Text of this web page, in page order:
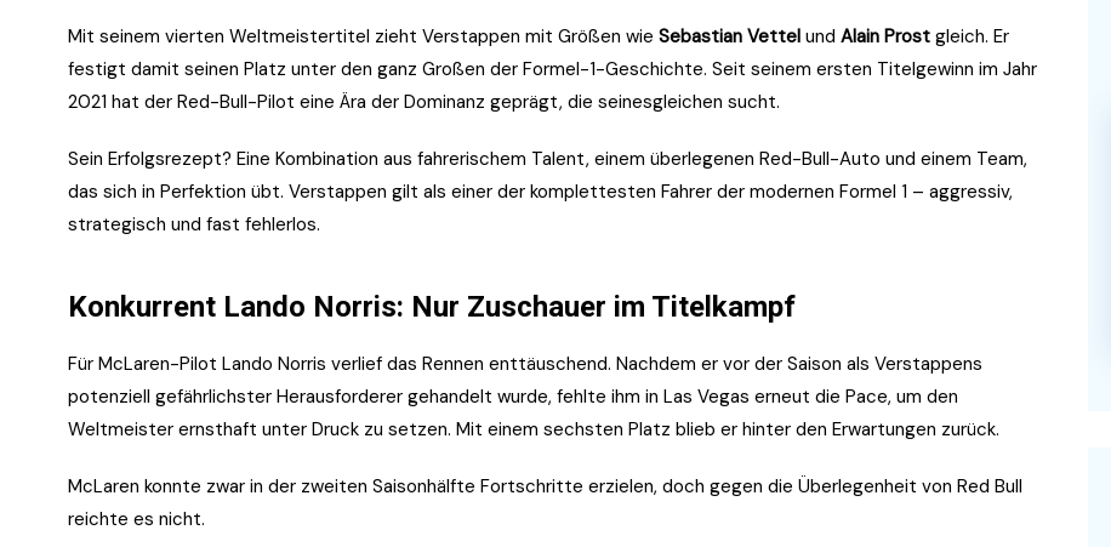
Mit seinem vierten Weltmeistertitel zieht Verstappen mit Größen wie Sebastian Vettel und Alain Prost gleich. Er
festigt damit seinen Platz unter den ganz Großen der Formel-1-Geschichte. Seit seinem ersten Titelgewinn im Jahr
2021 hat der Red-Bull-Pilot eine Ära der Dominanz geprägt, die seinesgleichen sucht.
Sein Erfolgsrezept? Eine Kombination aus fahrerischem Talent, einem überlegenen Red-Bull-Auto und einem Team,
das sich in Perfektion übt. Verstappen gilt als einer der komplettesten Fahrer der modernen Formel 1 – aggressiv,
strategisch und fast fehlerlos.
Konkurrent Lando Norris: Nur Zuschauer im Titelkampf
Für McLaren-Pilot Lando Norris verlief das Rennen enttäuschend. Nachdem er vor der Saison als Verstappens
potenziell gefährlichster Herausforderer gehandelt wurde, fehlte ihm in Las Vegas erneut die Pace, um den
Weltmeister ernsthaft unter Druck zu setzen. Mit einem sechsten Platz blieb er hinter den Erwartungen zurück.
McLaren konnte zwar in der zweiten Saisonhälfte Fortschritte erzielen, doch gegen die Überlegenheit von Red Bull
reichte es nicht.